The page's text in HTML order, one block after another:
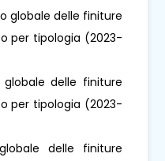
globale delle finiture
per tipologia (2023-
globale delle finiture
per tipologia (2023-
delle finiture